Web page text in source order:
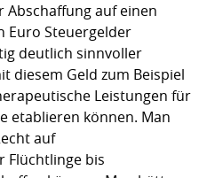
auf einen
Euro Steuergelder
deutlich sinnvoller
diesem Geld zum Beispiel
Leistungen für
etablieren können. Man
auf
Flüchtlinge bis